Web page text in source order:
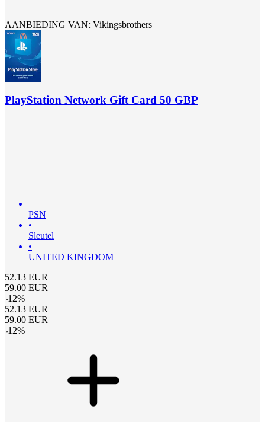
AANBIEDING VAN: Vikingsbrothers
PlayStation Network Gift Card 50 GBP
PSN
•
Sleutel
•
UNITED KINGDOM
52.13 EUR
59.00 EUR
-12%
52.13 EUR
59.00 EUR
-12%